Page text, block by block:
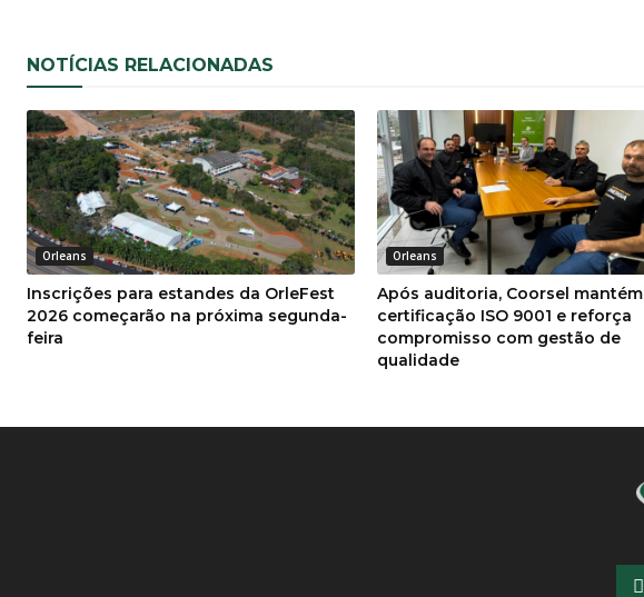
NOTÍCIAS RELACIONADAS
Orleans
Inscrições para estandes da OrleFest
2026 começarão na próxima segunda-
feira
Orleans
Após auditoria, Coorsel mantém
certificação ISO 9001 e reforça
compromisso com gestão de
qualidade